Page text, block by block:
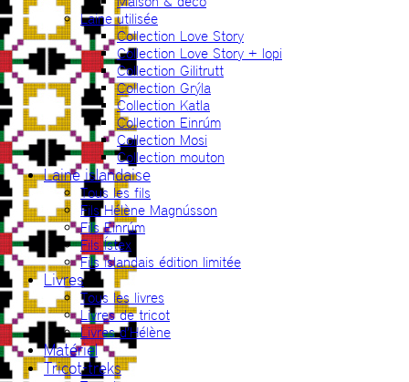
Laine utilisée
Collection Love Story
Collection Love Story + lopi
Collection Gilitrutt
Collection Grýla
Collection Katla
Collection Einrúm
Collection Mosi
Collection mouton
Laine islandaise
Tous les fils
Fils Hélène Magnússon
Fils Einrúm
Fils Ístex
Fils islandais édition limitée
Livres
Tous les livres
Livres de tricot
Livres d’Hélène
Matériel
Tricot-treks